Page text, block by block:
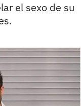
el sexo de su